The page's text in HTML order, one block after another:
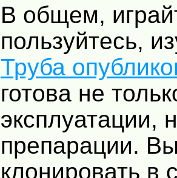
В общем,
пользуйтесь,
Труба
готова не
эксплуатации,
препарации.
клонировать в